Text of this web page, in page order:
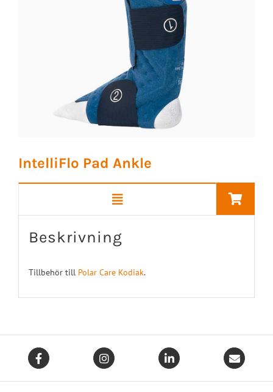
IntelliFlo Pad Ankle
Beskrivning
Tillbehör till Polar Care Kodiak.